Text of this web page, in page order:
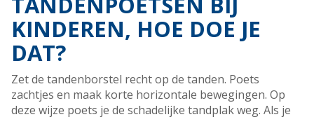
KINDEREN, HOE DOE JE
DAT?
Zet de tandenborstel recht op de tanden. Poets
zachtjes en maak korte horizontale bewegingen. Op
deze wijze poets je de schadelijke tandplak weg. Als je